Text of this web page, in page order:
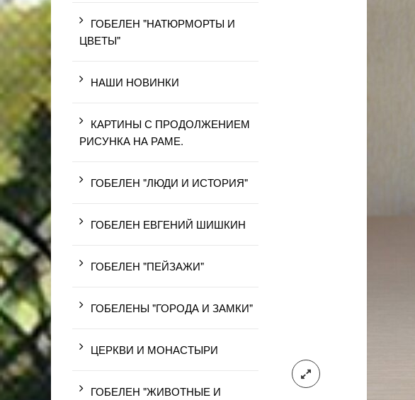
ГОБЕЛЕН "НАТЮРМОРТЫ И
ЦВЕТЫ"
НАШИ НОВИНКИ
КАРТИНЫ С ПРОДОЛЖЕНИЕМ
РИСУНКА НА РАМЕ.
ГОБЕЛЕН "ЛЮДИ И ИСТОРИЯ"
ГОБЕЛЕН ЕВГЕНИЙ ШИШКИН
ГОБЕЛЕН "ПЕЙЗАЖИ"
ГОБЕЛЕНЫ "ГОРОДА И ЗАМКИ"
ЦЕРКВИ И МОНАСТЫРИ
ГОБЕЛЕН "ЖИВОТНЫЕ И